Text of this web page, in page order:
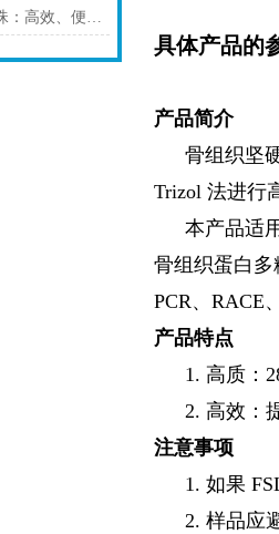
His-Tag蛋白纯化磁珠：高效、便捷的蛋白纯化解决方案
具体产品的
产品简介
骨组织坚
Trizol 法进行
本产品适
骨组织蛋白多
PCR、RACE
产品特点
1. 高质：
2. 高效：
注意事项
1. 如果
2. 样品应